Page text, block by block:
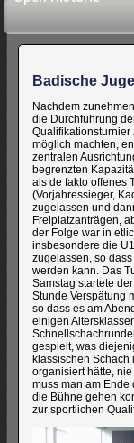
Badische
Nachdem
die Durchführung
möglich machten,
zentralen
begrenzten
als de fakto offenes
(Vorjahressieger,
zugelassen und
Freiplatzanträgen,
der Folge war in
insbesondere die
zugelassen, so
werden kann. Das
Samstag startete
Stunde Verspätung
so dass es am
einigen
gespielt, was
klassischen Schach
organisiert hätte,
muss man am Ende
die Bühne gehen
zur sportlichen